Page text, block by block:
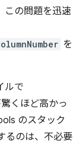
この問題を迅速
を
ルで
くほど高かっ
のスタック
るのは、不必要